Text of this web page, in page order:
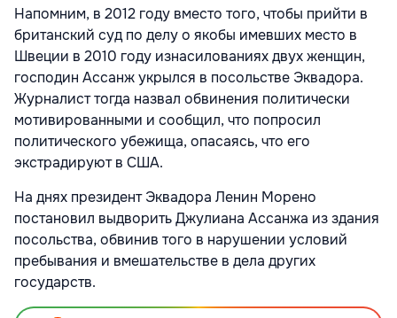
Напомним, в 2012 году вместо того, чтобы прийти в
британский суд по делу о якобы имевших место в
Швеции в 2010 году изнасилованиях двух женщин,
господин Ассанж укрылся в посольстве Эквадора.
Журналист тогда назвал обвинения политически
мотивированными и сообщил, что попросил
политического убежища, опасаясь, что его
экстрадируют в США.
На днях президент Эквадора Ленин Морено
постановил выдворить Джулиана Ассанжа из здания
посольства, обвинив того в нарушении условий
пребывания и вмешательстве в дела других
государств.